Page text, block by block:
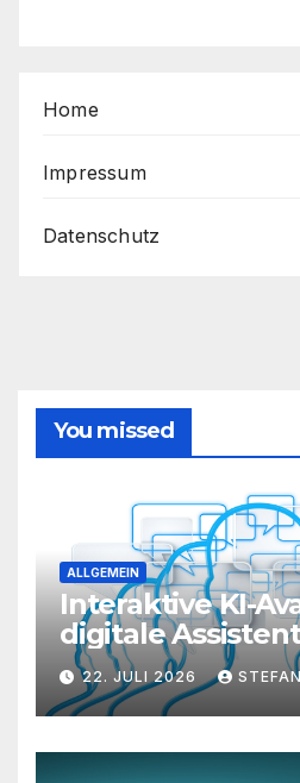
Ihrem
Home
Impressum
Datenschutz
You missed
ALLGEMEIN
Interaktive KI-
digitale
ein neues Level
22. JULI 2026